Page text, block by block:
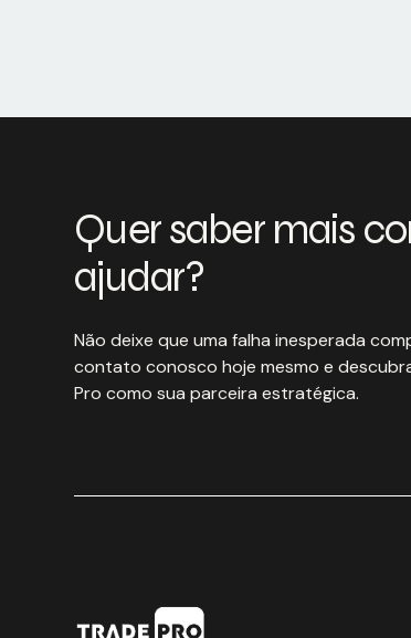
Quer saber mais
ajudar?
Não deixe que uma falha inesperada
contato conosco hoje mesmo e
Pro como sua parceira estratégica.